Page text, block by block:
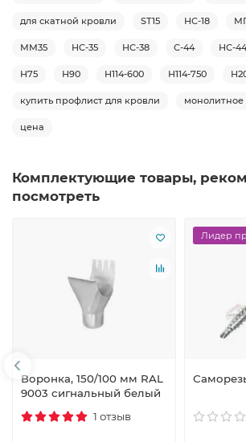
для скатной кровли ST15 НС-18
ММ35 НС-35 НС-38 С-44 НС-44
Н75 Н90 Н114-600 Н114-750
купить профлист для кровли
цена
Комплектующие товары,
посмотреть
Воронка, 150/100 мм RAL
9003 сигнальный белый
1 отзыв
Лидер